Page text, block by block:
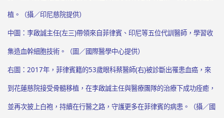
植。（攝／印尼慈院提供）
中圖：李啟誠主任(左三)帶領來自菲律賓、印尼等五位代訓醫師，學習收
集造血幹細胞技術。（圖／國際醫學中心提供）
右圖：2017年，菲律賓籍的53歲眼科蔡醫師(右)被診斷出罹患血癌，來
到花蓮慈院接受骨髓移植，在李啟誠主任與醫療團隊的治療下成功痊癒，
並再次披上白袍，持續在行醫之路，守護更多在菲律賓的病患。（攝／國